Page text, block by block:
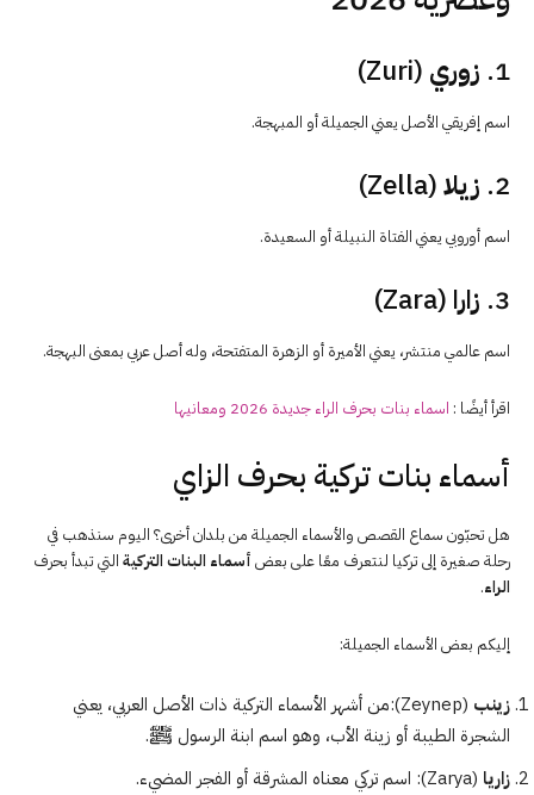
1. زوري (Zuri)
اسم إفريقي الأصل يعني الجميلة أو المبهجة.
2. زيلا(Zella)
اسم أوروبي يعني الفتاة النبيلة أو السعيدة.
3. زارا (Zara)
اسم عالمي منتشر، يعني الأميرة أو الزهرة المتفتحة، وله أصل عربي بمعنى البهجة.
اقرأ أيضًا : اسماء بنات بحرف الراء جديدة 2026 ومعانيها
أسماء بنات تركية بحرف الزاي
هل تحبّون سماع القصص والأسماء الجميلة من بلدان أخرى؟ اليوم سنذهب في
رحلة صغيرة إلى تركيا لنتعرف معًا على بعض أسماء البنات التركية التي تبدأ بحرف
الراء.
إليكم بعض الأسماء الجميلة:
زينب
(Zeynep):من أشهر الأسماء التركية ذات الأصل العربي، يعني
الشجرة الطيبة أو زينة الأب، وهو اسم ابنة الرسول ﷺ.
زاريا (Zarya): اسم تركي معناه المشرقة أو الفجر المضيء.